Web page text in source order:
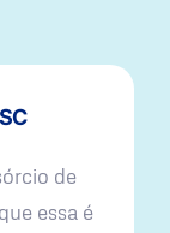
de
essa é